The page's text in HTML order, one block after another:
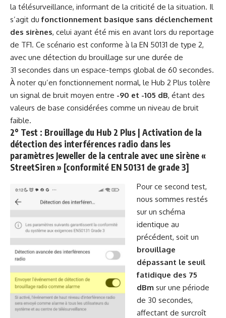
la télésurveillance, informant de la criticité de la situation. Il
s’agit dufonctionnement basique sans déclenchement
des sirènes, celui ayant été mis en avant lors du reportage
de TF1. Ce scénario est conforme à la EN 50131 de type 2,
avec une détection du brouillage sur une durée de
31 secondes dans un espace-temps global de 60 secondes.
À noter qu’en fonctionnement normal, le Hub 2 Plus tolère
un signal de bruit moyen entre -90 et -105 dB, étant des
valeurs de base considérées comme un niveau de bruit
faible.
2° Test : Brouillage du Hub 2 Plus | Activation de la
détection des interférences radio dans les
paramètres Jeweller de la centrale avec une sirène «
StreetSiren » [conformité EN 50131 de grade 3]
Pour ce second test,
nous sommes restés
sur un schéma
identique au
précédent, soit un
brouillage
dépassant le seuil
fatidique des 75
dBm sur une période
de 30 secondes,
affectant de surcroît